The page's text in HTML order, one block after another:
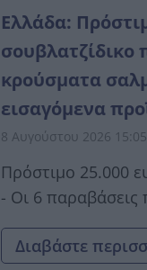
Ελλάδα:
σουβλατζίδικο
κρούσματα
εισαγόμενα
8 Αυγούστου 2026 15:05
Πρόστιμο 25.000
- Οι 6 παραβάσεις
Διαβάστε